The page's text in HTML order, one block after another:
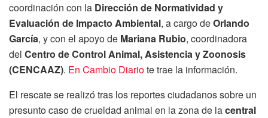
coordinación con la Dirección de Normatividad y
Evaluación de Impacto Ambiental, a cargo deOrlando
García, y con el apoyo de Mariana Rubio, coordinadora
del Centro de Control Animal, Asistencia y Zoonosis
(CENCAAZ). En Cambio Diariote trae la información.
El rescate se realizó tras los reportes ciudadanos sobre un
presunto caso de crueldad animal en la zona de lacentral